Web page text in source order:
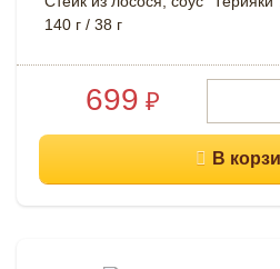
140 г / 38 г
699 ₽